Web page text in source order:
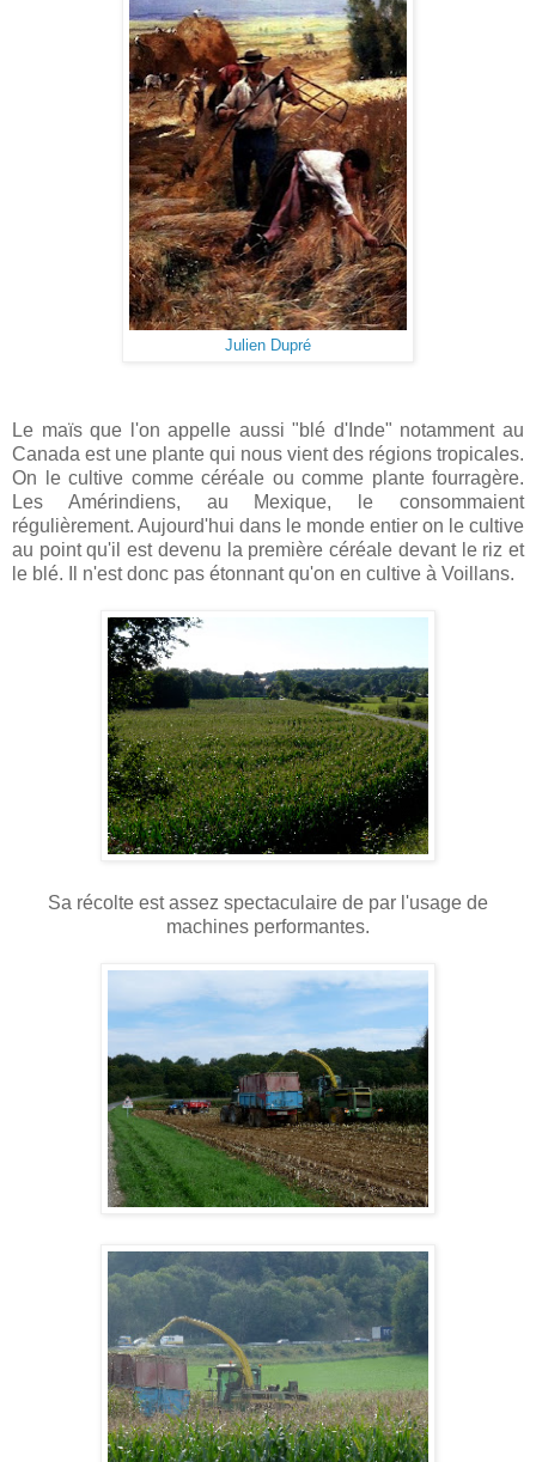
Julien Dupré
Le maïs que l'on appelle aussi "blé d'Inde" notamment au
Canada est une plante qui nous vient des régions tropicales.
On le cultive comme céréale ou comme plante fourragère.
Les Amérindiens, au Mexique, le consommaient
régulièrement. Aujourd'hui dans le monde entier on le cultive
au point qu'il est devenu la première céréale devant le riz et
le blé. Il n'est donc pas étonnant qu'on en cultive à Voillans.
Sa récolte est assez spectaculaire de par l'usage de
machines performantes.